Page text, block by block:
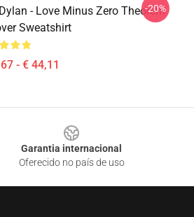
- Love Minus Zero Theorem
Sweatshirt
- € 44,11
-20%
Garantia internacional
Oferecido no país de uso